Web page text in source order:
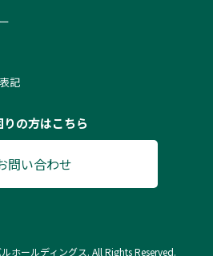
記
りの方はこちら
問い合わせ
ホールディングス. All Rights Reserved.